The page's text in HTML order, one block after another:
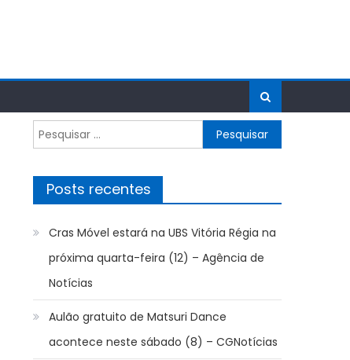
Pesquisar
por:
Posts recentes
Cras Móvel estará na UBS Vitória Régia na
próxima quarta-feira (12) – Agência de
Notícias
Aulão gratuito de Matsuri Dance
acontece neste sábado (8) – CGNotícias